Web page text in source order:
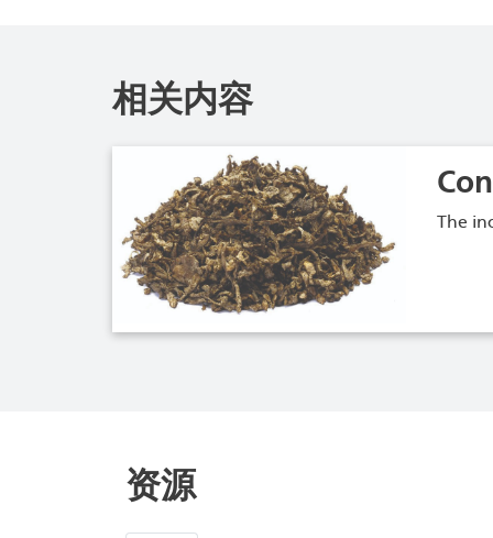
相关内容
The
资源